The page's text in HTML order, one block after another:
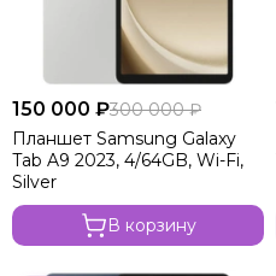
150 000 ₽300 000 ₽
Планшет Samsung Galaxy
Tab A9 2023, 4/64GB, Wi-Fi,
Silver
В корзину